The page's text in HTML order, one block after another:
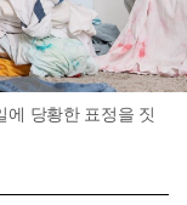
에 당황한 표정을 짓